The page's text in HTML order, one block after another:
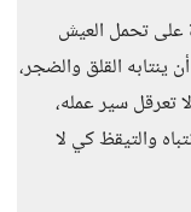
على تحمل العيش
القلق والضجر،
تعرقل سير عمله،
والتيقظ كي لا